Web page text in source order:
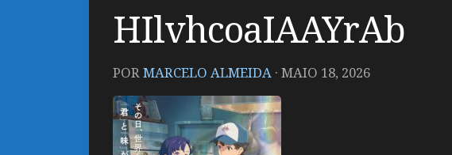
HIlvhcoaIAAYrAb
PORMARCELO ALMEIDA · MAIO 18, 2026